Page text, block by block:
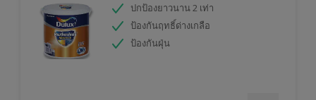
ปกป้องยาวนาน 2 เท่า
ป้องกันฤทธิ์ด่างเกลือ
ป้องกันฝุ่น